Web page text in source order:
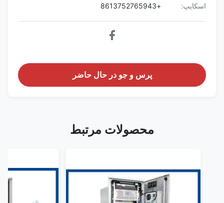
اسکایپ:
+8613752765943
پرس و جو در حال حاضر
محصولات مرتبط